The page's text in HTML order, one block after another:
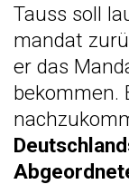
Tauss soll
mandat
er das
bekommen.